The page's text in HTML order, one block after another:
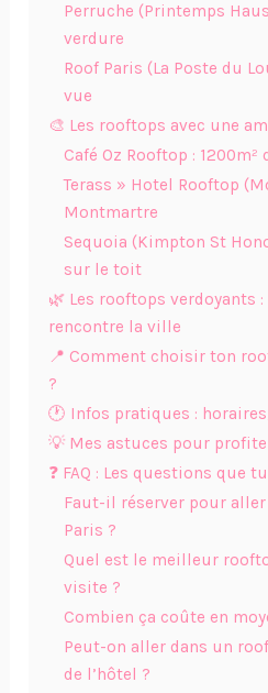
Perruche (Printemps
verdure
Roof Paris (La Poste du
vue
🎨 Les rooftops avec une
Café Oz Rooftop : 1200m²
Terass » Hotel Rooftop
Montmartre
Sequoia (Kimpton St
sur le toit
🌿 Les rooftops verdoyants
rencontre la ville
📍 Comment choisir ton
?
🕐 Infos pratiques :
💡 Mes astuces pour
❓ FAQ : Les questions que
Faut-il réserver pour
Paris ?
Quel est le meilleur
visite ?
Combien ça coûte en
Peut-on aller dans un
de l’hôtel ?